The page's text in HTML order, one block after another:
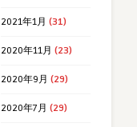
2021年1月 (31)
2020年11月 (23)
2020年9月 (29)
2020年7月 (29)